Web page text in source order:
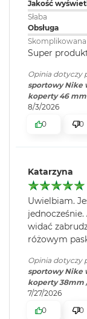
o
k
A
i
r
G
w
i
e
z
s
a
o
ś
ć
M
c
B
o
o
Jakość
Słaba
Obsługa
Skomplikowana
Super
Opinia dotyczy
sportowy Nike
koperty 46
8/3/2026
0
0
Katarzyna
Uwielbiam.
widać
różowym
Opinia dotyczy
sportowy Nike
koperty 38mm
7/27/2026
0
0